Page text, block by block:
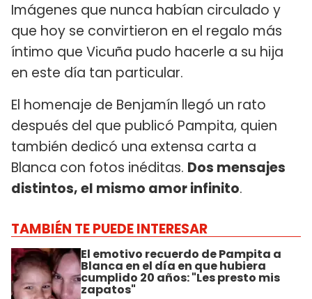
Imágenes que nunca habían circulado y
que hoy se convirtieron en el regalo más
íntimo que Vicuña pudo hacerle a su hija
en este día tan particular.
El homenaje de Benjamín llegó un rato
después del que publicó Pampita, quien
también dedicó una extensa carta a
Blanca con fotos inéditas. Dos mensajes
distintos, el mismo amor infinito.
TAMBIÉN TE PUEDE INTERESAR
El emotivo recuerdo de Pampita a
Blanca en el día en que hubiera
cumplido 20 años: "Les presto mis
zapatos"